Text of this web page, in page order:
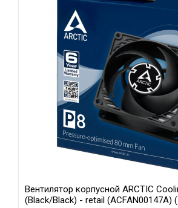
Вентилятор корпусной ARCTIC
(Black/Black) - retail (ACFAN00147A)